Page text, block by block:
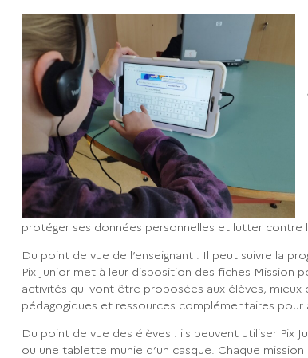
protéger ses données personnelles et lutter contre
Du point de vue de l’enseignant : Il peut suivre la
Pix Junior met à leur disposition des fiches Mission
activités qui vont être proposées aux élèves,
pédagogiques et ressources complémentaires pour
Du point de vue des élèves : ils peuvent utiliser
ou une tablette munie d’un casque. Chaque